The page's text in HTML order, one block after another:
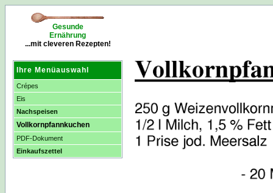
Gesunde
Ernährung
...mit cleveren Rezepten!
Ihre Menüauswahl
Crépes
Eis
Nachspeisen
Vollkornpfannkuchen
PDF-Dokument
Einkaufszettel